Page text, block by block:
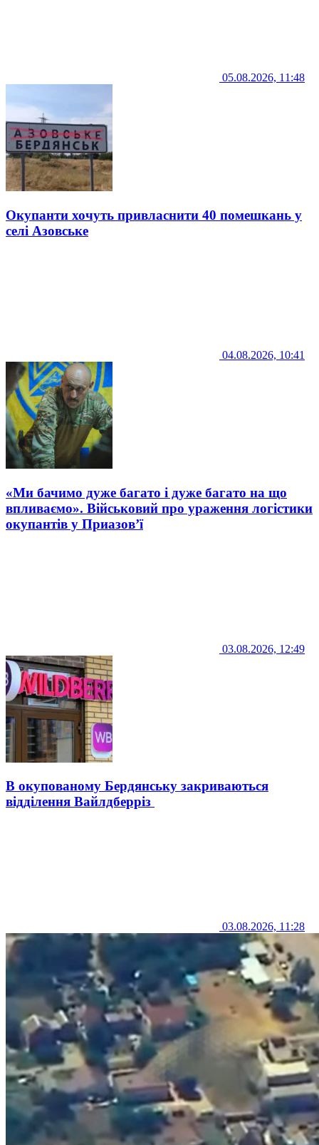
05.08.2026, 11:48
Окупанти хочуть привласнити 40 помешкань у
селі Азовське
04.08.2026, 10:41
«Ми бачимо дуже багато і дуже багато на що
впливаємо». Військовий про ураження логістики
окупантів у Приазов’ї
03.08.2026, 12:49
В окупованому Бердянську закриваються
відділення Вайлдберріз
03.08.2026, 11:28